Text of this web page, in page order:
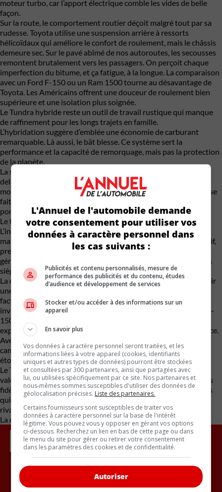
moteur turbo, car l’apport électrique comble les vides de belle
façon.
Sur la route, le comportement routier déçoit malgré tout par sa
rudesse. Toyota utilise une suspension arrière à ressorts
hélicoïdaux qui améliore le confort de roulement, mais le châssis
demeure sec. Sur le pavé abîmé de nos autoroutes, les secousses
remontent brutalement vers les passagers. On perçoit chaque
imperfection du bitume, et ça fatigue, à la longue. La comparaison
avec un Ford F-150 ou un Ram 1500 tourne au désavantage de
Toyota. Les Américains offrent une douceur de roulement bien
supérieure et une isolation plus soignée.
Le Tundra hybride reste un outil de travail rustique qui manque
de raffinement pour les longs trajets en famille.
L’hybridation suggère d’emblée une économie de carburant
remarquable. Là aussi, le bât blesse. Ce système sert la
performance et la capacité de remorquage, mais pas la protection
de la planète.
La soif du V6 reste élevée. Sa consommation réelle s’établit au-
delà des de 14 ou 15 litres aux 100 km, à vide. Le gain face au
moteur classique est minime, voire invisible si votre pied droit se
fait lourd. Le conducteur qui espère sauver des sommes à la
pompe sera déçu par ce bilan énergétique modeste, voire nul.
Le tableau de bord est dominé par un écran tactile géant.
L’interface est claire et réagit au quart de tour. La qualité des
matériaux est au rendez-vous, mais le design global reste massif,
presque caricatural. L’espace pour les passagers à l’arrière est
généreux, surtout dans la version CrewMax. Mais là encore, les
sièges sont fermes, trop fermes.
La question du prix de vente est aussi importante. Pour acquérir
une version Limited ou Platinum dotée du moteur hybride, la
facture dépasse allègrement les 80 000 $. La logique financière
invite à regarder ailleurs. Et même du côté électrique : le Ford F-
150 Lightning ou le Chevrolet Silverado EV proposent une
expérience de conduite plus zen et éliminent la facture d’essence.
Avec les aides de l’État et les frais d’entretien réduits, la
camionnette tout électrique devient une alternative
étonnamment rationnelle.
Le Tundra hybride 2026 a des qualités de robustesse et une
valeur de revente prévisible. Sa fiabilité à long terme rassure les
fidèles de la marque. Mais ce colosse hybride est un compromis
qui semble déjà daté face à l’offre électrique, et même face aux
rivaux à essence plus conventionnels.
La révolution verte devra attendre pour le Tundra.
Inscrivez vous à l'infolettre.
L'Annuel de l'automobile demande
votre consentement pour utiliser vos
données à caractère personnel dans
les cas suivants :
Publicités et contenu personnalisés, mesure de
performance des publicités et du contenu, études
d’audience et développement de services
Stocker et/ou accéder à des informations sur un
appareil
En savoir plus
Vos données à caractère personnel seront traitées, et les
informations liées à votre appareil (cookies, identifiants
uniques et autres types de données) pourront être stockées
et consultées par 300 partenaires, ainsi que partagées avec
lui, ou utilisées spécifiquement par ce site. Nos partenaires et
nous-mêmes sommes susceptibles d'utiliser des données de
géolocalisation précises. Liste des partenaires.
Certains fournisseurs sont susceptibles de traiter vos
données à caractère personnel sur la base de l'intérêt
légitime. Vous pouvez vous y opposer en gérant vos options
ci-dessous. Recherchez un lien en bas de cette page ou dans
le menu du site pour gérer ou retirer votre consentement
dans les paramètres des cookies et de confidentialité.
Autoriser